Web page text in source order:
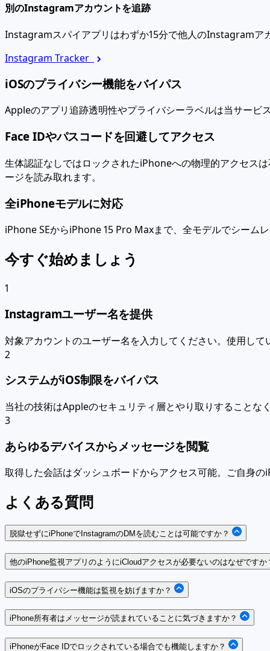
別のInstagramアカウントを追跡
Instagramスパイアプリはわずか15分で他人のInstagramア
Instagram Tracker
iOSのプライバシー機能をバイパス
Appleのアプリ追跡透明性やプライバシーラベルは当サー
Face IDやパスコードを回避してアクセス
生体認証なしではロックされたiPhoneへの物理的アクセス
ージを読み取れます。
全iPhoneモデルに対応
iPhone SEからiPhone 15 Pro Maxまで、全モデルでシーム
今すぐ始めましょう
1
Instagramユーザー名を提供
対象アカウントのユーザー名を入力してください。使用し
2
システムがiOS制限をバイパス
当社の技術はAppleのセキュリティ層とやり取りすること
3
あらゆるデバイスからメッセージを閲覧
取得した会話はダッシュボードからアクセス可能。ご自身
よくある質問
脱獄せずにiPhoneでInstagramのDMを読むことは可能ですか？
他のiPhone監視アプリのようにiCloudアクセスが必要ないのはなぜですか
iOSのプライバシー機能は監視を妨げますか？
iPhone所有者はメッセージが読まれていることに気づきますか？
iPhoneがFace IDでロックされている場合でも機能しますか？